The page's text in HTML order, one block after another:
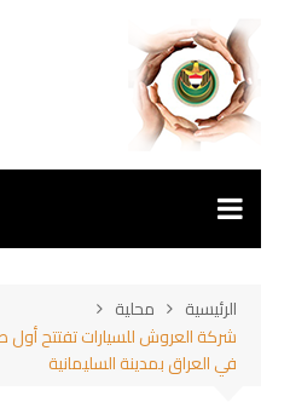
المحتوى
الرئيسية
محلية
في العراق بمدينة السليمانية